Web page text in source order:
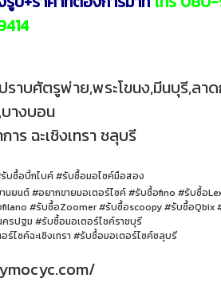
าบศัตรูพ่าย,พระโขนง,มีนบุรี,
างบอน
ร ฉะเชิงเทรา ชลุบรี
บซื้อบิ้กไบค์ #รับซื้อมอไซค์มือสอง
ยนต์ #อยากขายมอเตอร์ไซค์ #รับซื้อfino #รับซื้อ
#รับซื้อZoomer #รับซื้อscoopy #รับซื้อQbix
รปฐม #รับซื้อมอเตอร์ไซค์ราชบุรี
ไซค์ฉะเชิงเทรา #รับซื้อมอเตอร์ไซค์ชลุบรี